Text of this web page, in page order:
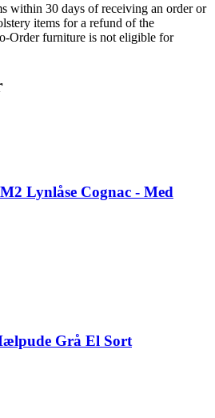
within 30 days of receiving an order or
items for a refund of the
Order furniture is not eligible for
Lynlåse Cognac - Med
Grå El Sort